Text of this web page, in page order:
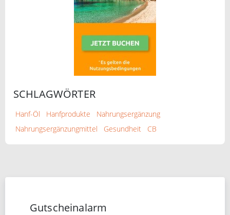
SCHLAGWÖRTER
Hanf-Öl Hanfprodukte
Nahrungsergänzung
Nahrungsergänzungmittel
Gesundheit CB
Gutscheinalarm